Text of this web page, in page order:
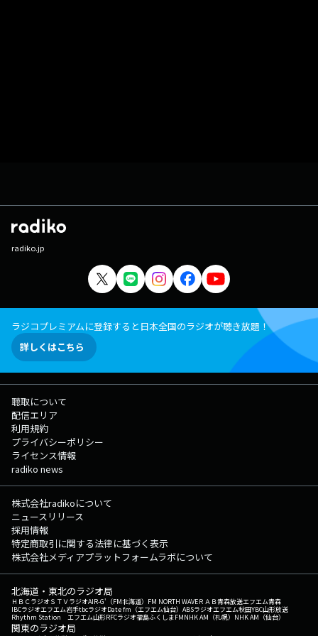
radiko.jp
ラジコプレミアムに登録すると日本全国のラジオが聴き放題！
詳しくはこちら
聴取について
配信エリア
利用規約
プライバシーポリシー
ライセンス情報
radiko news
株式会社radikoについて
ニュースリリース
採用情報
特定商取引に関する法律に基づく表示
株式会社メディアプラットフォームラボについて
北海道・東北のラジオ局
ＨＢＣラジオＳＴＶラジオAIR-G'（FM北海道） FM NORTH WAVEＲＡＢ青森放送エフエム青森
IBCラジオエフエム岩手tbcラジオDate fm（エフエム仙台） ABSラジオエフエム秋田YBC山形放送
Rhythm Station エフエム山形RFCラジオ福島ふくしまFMNHK AM（札幌） NHK AM（仙台）
関東のラジオ局